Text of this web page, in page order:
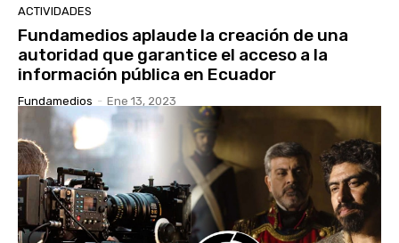
ACTIVIDADES
Fundamedios aplaude la creación de una
autoridad que garantice el acceso a la
información pública en Ecuador
Fundamedios - Ene 13, 2023